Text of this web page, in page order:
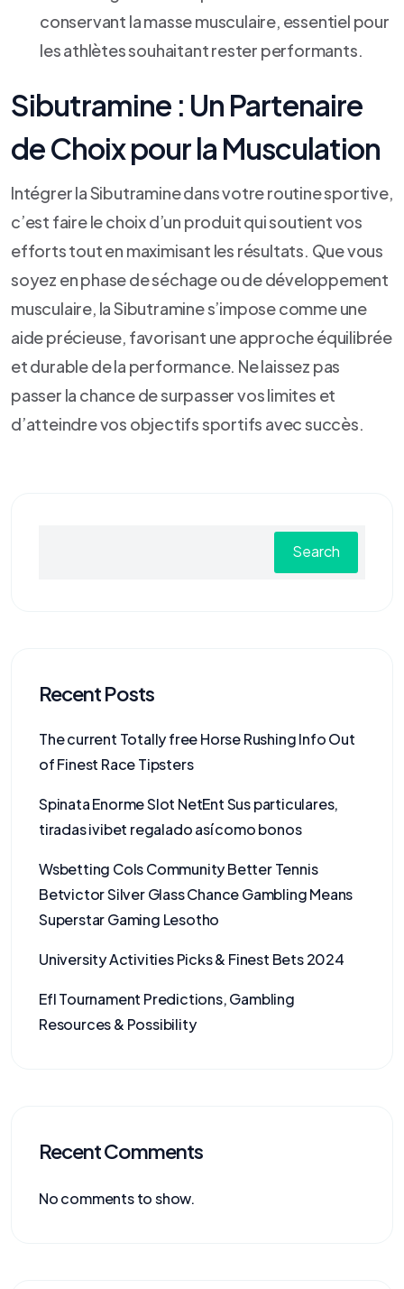
conservant la masse musculaire, essentiel pour
les athlètes souhaitant rester performants.
Sibutramine : Un Partenaire
de Choix pour la Musculation
Intégrer la Sibutramine dans votre routine sportive,
c’est faire le choix d’un produit qui soutient vos
efforts tout en maximisant les résultats. Que vous
soyez en phase de séchage ou de développement
musculaire, la Sibutramine s’impose comme une
aide précieuse, favorisant une approche équilibrée
et durable de la performance. Ne laissez pas
passer la chance de surpasser vos limites et
d’atteindre vos objectifs sportifs avec succès.
Search
Recent Posts
The current Totally free Horse Rushing Info Out
of Finest Race Tipsters
Spinata Enorme Slot NetEnt Sus particulares,
tiradas ivibet regalado así­ como bonos
Wsbetting Cols Community Better Tennis
Betvictor Silver Glass Chance Gambling Means
Superstar Gaming Lesotho
University Activities Picks & Finest Bets 2024
Efl Tournament Predictions, Gambling
Resources & Possibility
Recent Comments
No comments to show.